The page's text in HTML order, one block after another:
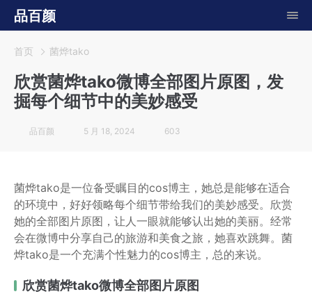
品百颜
首页 菌烨tako
欣赏菌烨tako微博全部图片原图，发
掘每个细节中的美妙感受
品百颜 5 月 18, 2024 603
菌烨tako是一位备受瞩目的cos博主，她总是能够在适合
的环境中，好好领略每个细节带给我们的美妙感受。欣赏
她的全部图片原图，让人一眼就能够认出她的美丽。经常
会在微博中分享自己的旅游和美食之旅，她喜欢跳舞。菌
烨tako是一个充满个性魅力的cos博主，总的来说。
欣赏菌烨tako微博全部图片原图